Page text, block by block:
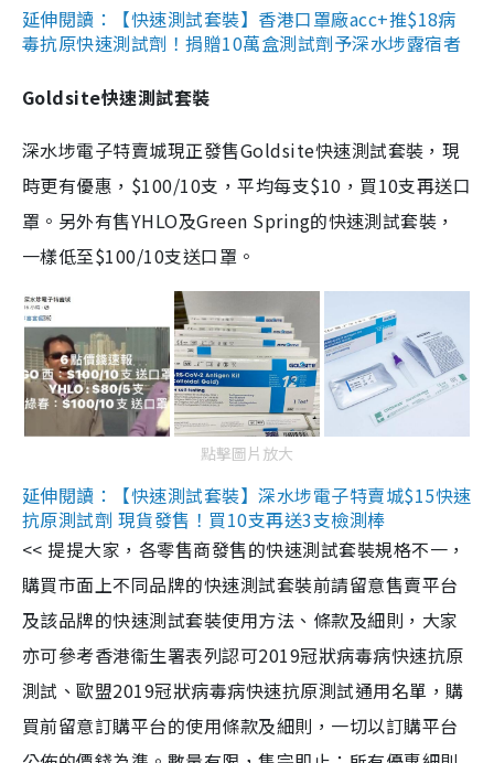
延伸閱讀：【快速測試套裝】香港口罩廠acc+推$18病
毒抗原快速測試劑！捐贈10萬盒測試劑予深水埗露宿者
Goldsite快速測試套裝
深水埗電子特賣城現正發售Goldsite快速測試套裝，現
時更有優惠，$100/10支，平均每支$10，買10支再送口
罩。另外有售YHLO及Green Spring的快速測試套裝，
一樣低至$100/10支送口罩。
點擊圖片放大
延伸閱讀：【快速測試套裝】深水埗電子特賣城$15快速
抗原測試劑 現貨發售！買10支再送3支檢測棒
<< 提提大家，各零售商發售的快速測試套裝規格不一，
購買市面上不同品牌的快速測試套裝前請留意售賣平台
及該品牌的快速測試套裝使用方法、條款及細則，大家
亦可參考香港衞生署表列認可2019冠狀病毒病快速抗原
測試、歐盟2019冠狀病毒病快速抗原測試通用名單，購
買前留意訂購平台的使用條款及細則，一切以訂購平台